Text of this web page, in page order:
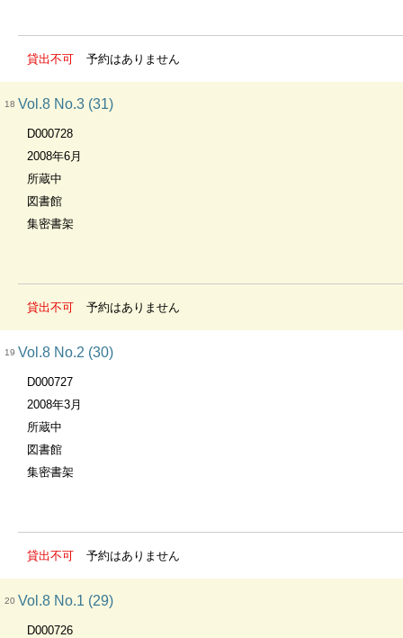
貸出不可 予約はありません
18 Vol.8 No.3 (31)
D000728
2008年6月
所蔵中
図書館
集密書架
貸出不可 予約はありません
19 Vol.8 No.2 (30)
D000727
2008年3月
所蔵中
図書館
集密書架
貸出不可 予約はありません
20 Vol.8 No.1 (29)
D000726